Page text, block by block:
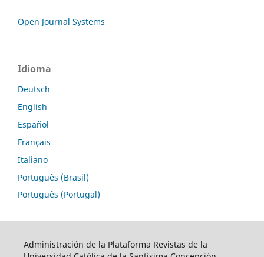
Open Journal Systems
Idioma
Deutsch
English
Español
Français
Italiano
Português (Brasil)
Português (Portugal)
Administración de la Plataforma Revistas de la